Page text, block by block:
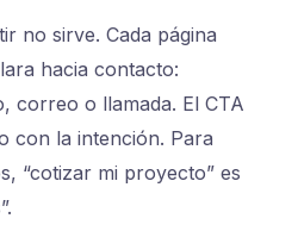
no sirve. Cada página
hacia contacto:
correo o llamada. El CTA
con la intención. Para
“cotizar mi proyecto” es